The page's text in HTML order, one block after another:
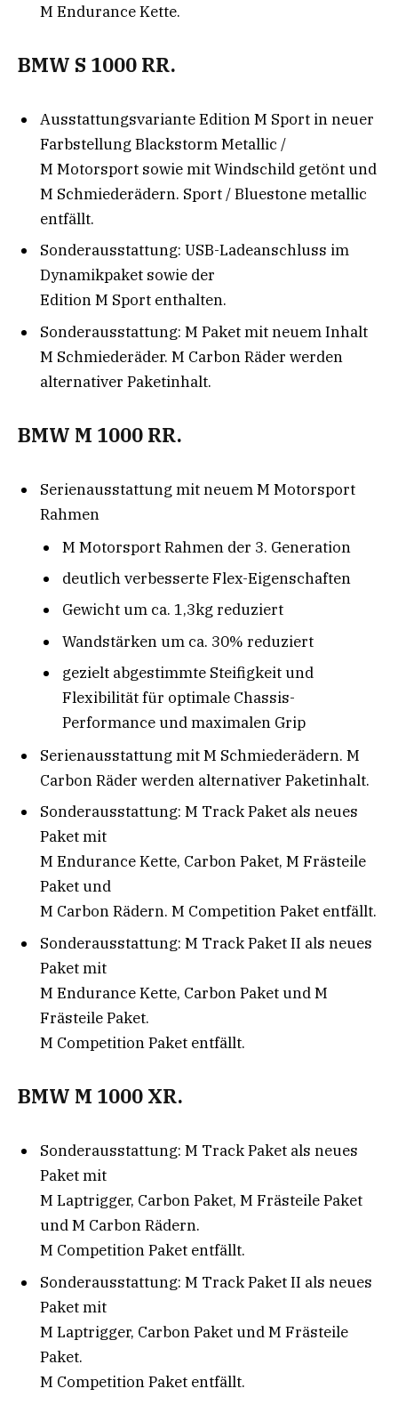
M Endurance Kette.
BMW S 1000 RR.
Ausstattungsvariante Edition M Sport in neuer
Farbstellung Blackstorm Metallic /
M Motorsport sowie mit Windschild getönt und
M Schmiederädern. Sport / Bluestone metallic
entfällt.
Sonderausstattung: USB-Ladeanschluss im
Dynamikpaket sowie der
Edition M Sport enthalten.
Sonderausstattung: M Paket mit neuem Inhalt
M Schmiederäder. M Carbon Räder werden
alternativer Paketinhalt.
BMW M 1000 RR.
Serienausstattung mit neuem M Motorsport
Rahmen
M Motorsport Rahmen der 3. Generation
deutlich verbesserte Flex-Eigenschaften
Gewicht um ca. 1,3kg reduziert
Wandstärken um ca. 30% reduziert
gezielt abgestimmte Steifigkeit und
Flexibilität für optimale Chassis-
Performance und maximalen Grip
Serienausstattung mit M Schmiederädern. M
Carbon Räder werden alternativer Paketinhalt.
Sonderausstattung: M Track Paket als neues
Paket mit
M Endurance Kette, Carbon Paket, M Frästeile
Paket und
M Carbon Rädern. M Competition Paket entfällt.
Sonderausstattung: M Track Paket II als neues
Paket mit
M Endurance Kette, Carbon Paket und M
Frästeile Paket.
M Competition Paket entfällt.
BMW M 1000 XR.
Sonderausstattung: M Track Paket als neues
Paket mit
M Laptrigger, Carbon Paket, M Frästeile Paket
und M Carbon Rädern.
M Competition Paket entfällt.
Sonderausstattung: M Track Paket II als neues
Paket mit
M Laptrigger, Carbon Paket und M Frästeile
Paket.
M Competition Paket entfällt.